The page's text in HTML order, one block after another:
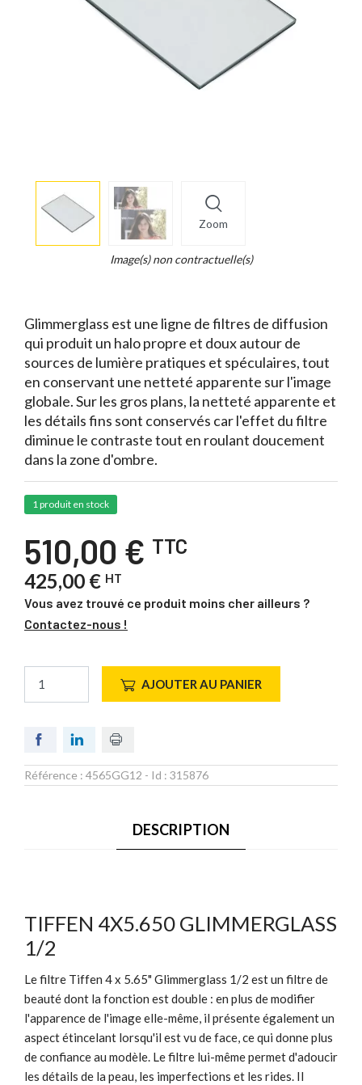
Zoom
info
Legend...
Image(s) non contractuelle(s)
Glimmerglass est une ligne de filtres de diffusion
qui produit un halo propre et doux autour de
sources de lumière pratiques et spéculaires, tout
en conservant une netteté apparente sur l'image
globale. Sur les gros plans, la netteté apparente et
les détails fins sont conservés car l'effet du filtre
diminue le contraste tout en roulant doucement
dans la zone d'ombre.
1 produit en stock
510,00 € TTC
425,00 € HT
Vous avez trouvé ce produit moins cher ailleurs ?
Contactez-nous !
AJOUTER AU PANIER
Référence : 4565GG12 - Id : 315876
DESCRIPTION
TIFFEN 4X5.650 GLIMMERGLASS
1/2
Le filtre Tiffen 4 x 5.65" Glimmerglass 1/2 est un filtre de
beauté dont la fonction est double : en plus de modifier
l'apparence de l'image elle-même, il présente également un
aspect étincelant lorsqu'il est vu de face, ce qui donne plus
de confiance au modèle. Le filtre lui-même permet d'adoucir
les détails de la peau, les imperfections et les rides. Il